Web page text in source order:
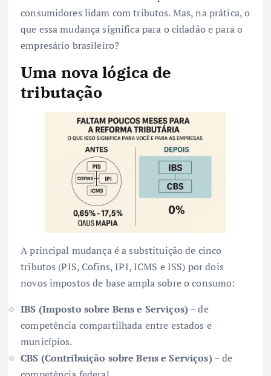
consumidores lidam com tributos. Mas, na prática, o
que essa mudança significa para o cidadão e para o
empresário brasileiro?
Uma nova lógica de
tributação
A principal mudança é a substituição de cinco
tributos (PIS, Cofins, IPI, ICMS e ISS) por dois
novos impostos de base ampla sobre o consumo:
IBS (Imposto sobre Bens e Serviços)– de
competência compartilhada entre estados e
municípios.
CBS (Contribuição sobre Bens e Serviços)– de